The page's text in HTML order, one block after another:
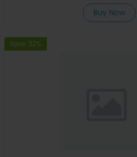
Buy Now
Save 32%